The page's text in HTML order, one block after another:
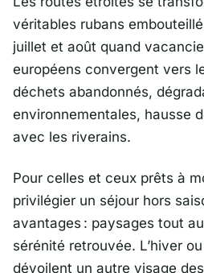
véritables rubans
juillet et août quand
européens convergent vers
déchets abandonnés,
environnementales, hausse
avec les riverains.
Pour celles et ceux prêts à
privilégier un séjour hors
avantages : paysages tout
sérénité retrouvée. L’hiver
dévoilent un autre visage